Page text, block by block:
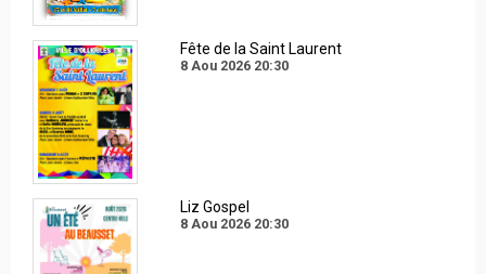
Fête de la Saint Laurent
8 Aou 2026 20:30
Liz Gospel
8 Aou 2026 20:30